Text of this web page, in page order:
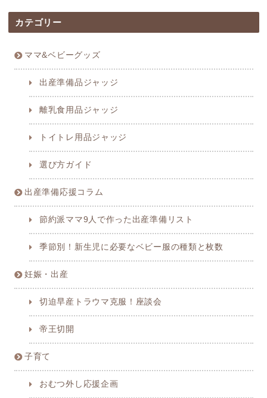
カテゴリー
ママ&ベビーグッズ
出産準備品ジャッジ
離乳食用品ジャッジ
トイトレ用品ジャッジ
選び方ガイド
出産準備応援コラム
節約派ママ9人で作った出産準備リスト
季節別！新生児に必要なベビー服の種類と枚数
妊娠・出産
切迫早産トラウマ克服！座談会
帝王切開
子育て
おむつ外し応援企画